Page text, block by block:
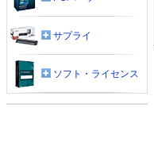
サプライ
ソフト・ライセンス